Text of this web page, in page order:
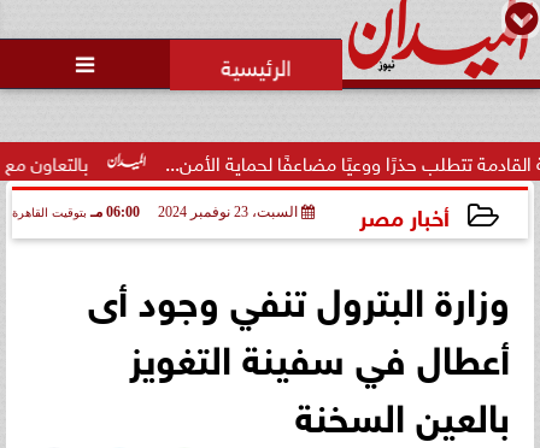

بالتعاون مع البنك حذرًا ووعيًا مضاعفًا لحماية الأمن...
أخبار مصر السبت، 23 نوفمبر 2024 06:00 مـ بتوقيت القاهرة
وزارة البترول تنفي وجود أى
أعطال في سفينة التغويز
بالعين السخنة